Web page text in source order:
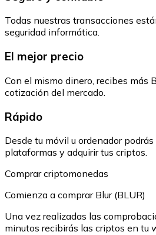
Todas nuestras transacciones
seguridad informática.
El mejor precio
Con el mismo dinero, recibes más
cotización del mercado.
Rápido
Desde tu móvil u ordenador
plataformas y adquirir tus criptos.
Comprar criptomonedas
Comienza a comprar Blur (BLUR)
Una vez realizadas las
minutos recibirás las criptos en tu